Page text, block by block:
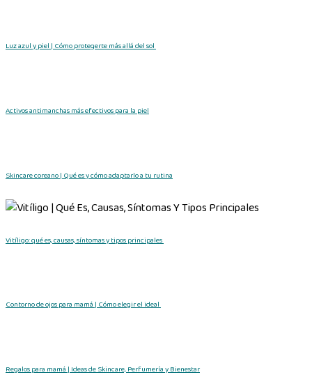
Luz azul y piel | Cómo protegerte más allá del sol
Activos antimanchas más efectivos para la piel
Skincare coreano | Qué es y cómo adaptarlo a tu rutina
Vitíligo: qué es, causas, síntomas y tipos principales
Contorno de ojos para mamá | Cómo elegir el ideal
Regalos para mamá | Ideas de Skincare, Perfumería y Bienestar